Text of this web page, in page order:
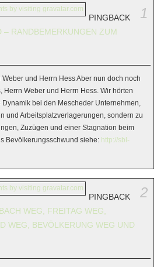
1
PINGBACK
RANDBEMERKUNGEN ZUM
und Herrn Hess Aber nun doch noch
Weber und Herrn Hess. Wir hörten
bei den Mescheder Unternehmen,
und Arbeitsplatzverlagerungen, sondern zu
Zuzügen und einer Stagnation beim
Bevölkerungsschwund siehe: http://sbl-
2
PINGBACK
WEG, FREITAG WEG,
WEG, BEVÖLKERUNG WEG UND